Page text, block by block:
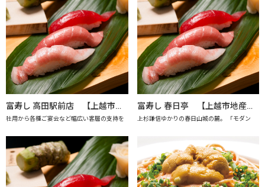
富寿し 高田駅前店 【上越市地産地消の店認定店】
社用から各種ご宴会など幅広い客層の支持を
富寿し 春日亭 【上越市地産地消の店認定店】
上杉謙信ゆかりの春日山城の麓。 「モダン